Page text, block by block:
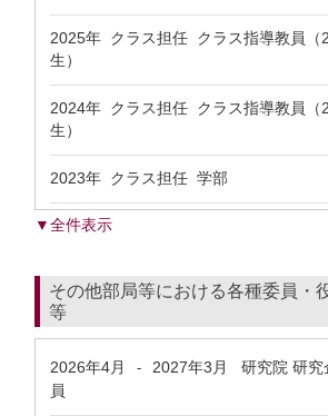
2025年 クラス担任 クラス指導教員（
生）
2024年 クラス担任 クラス指導教員（
生）
2023年 クラス担任 学部
▼全件表示
その他部局等における各種委員・
等
2026年4月 - 2027年3月
研究院 研究
員